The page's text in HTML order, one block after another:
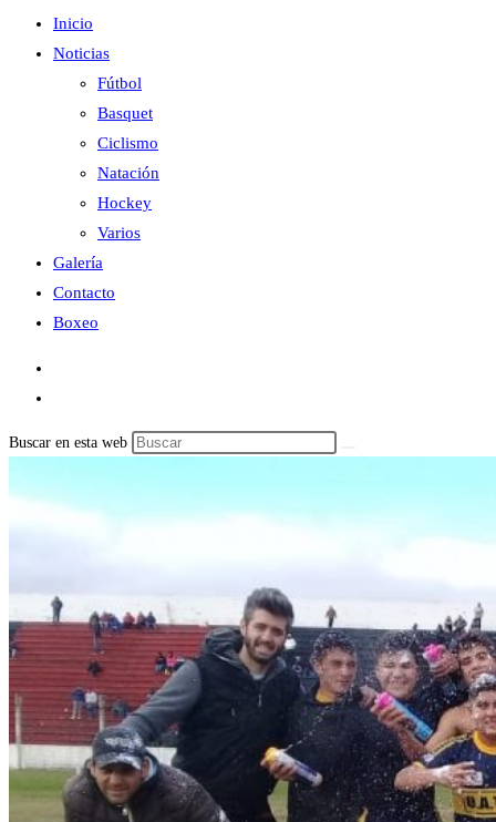
Inicio
Noticias
Fútbol
Basquet
Ciclismo
Natación
Hockey
Varios
Galería
Contacto
Boxeo
Buscar en esta web